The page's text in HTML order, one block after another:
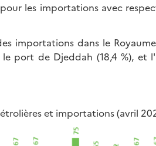
les importations avec
importations dans le
le port de Djeddah (18,4 %), et
et importations (avril